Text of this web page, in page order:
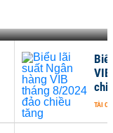
TÀI